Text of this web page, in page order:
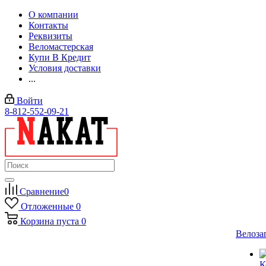
О компании
Контакты
Реквизиты
Веломастерская
Купи В Кредит
Условия доставки
...
Войти
8-812-552-09-21
Сравнение0
Отложенные 0
Корзина пуста 0